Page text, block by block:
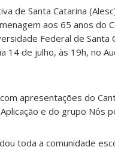
de Santa Catarina
aos 65 anos do
Federal de Santa
14 de julho, às 19h, no
apresentações do
e do grupo Nós
toda a comunidade